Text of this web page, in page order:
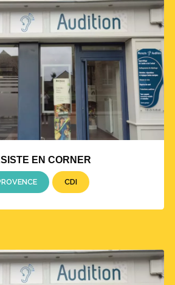
EN CORNER
CDI